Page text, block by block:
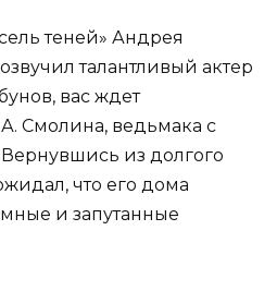
теней» Андрея
талантливый актер
вас ждет
Смолина, ведьмака с
из долгого
что его дома
и запутанные